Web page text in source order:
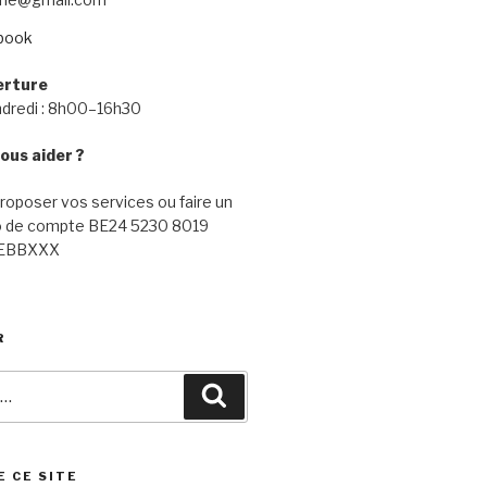
: 8h00–16h30
aider ?
vos services ou faire un
de compte BE24 5230 8019
CE SITE